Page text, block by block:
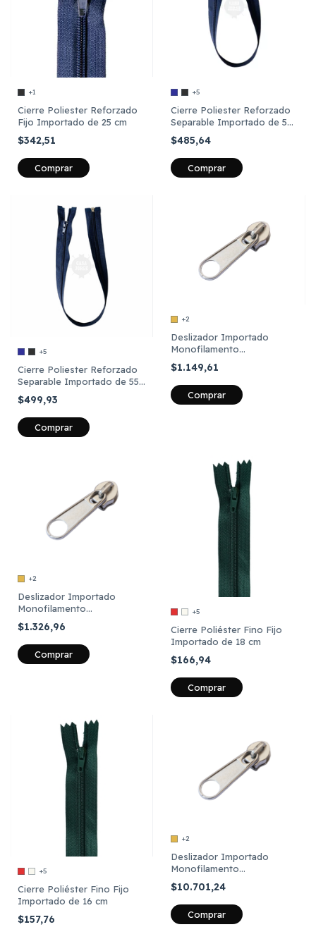
+1
Cierre Poliester Reforzado
Fijo Importado de 25 cm
$342,51
Comprar
+5
Cierre Poliester Reforzado
Separable Importado de 50
cm
$485,64
Comprar
+5
Cierre Poliester Reforzado
Separable Importado de 55
cm
$499,93
Comprar
+2
Deslizador Importado
Monofilamento
Marroquinero cadena 3 libre
x 12 Unidades
$1.149,61
Comprar
+2
Deslizador Importado
Monofilamento
Marroquinero cadena 5 libre
x 12 Unidades
$1.326,96
Comprar
+5
Cierre Poliéster Fino Fijo
Importado de 18 cm
$166,94
Comprar
+5
Cierre Poliéster Fino Fijo
Importado de 16 cm
$157,76
+2
Deslizador Importado
Monofilamento
Marroquinero cadena 5 libre
x 100 Unidades
$10.701,24
Comprar